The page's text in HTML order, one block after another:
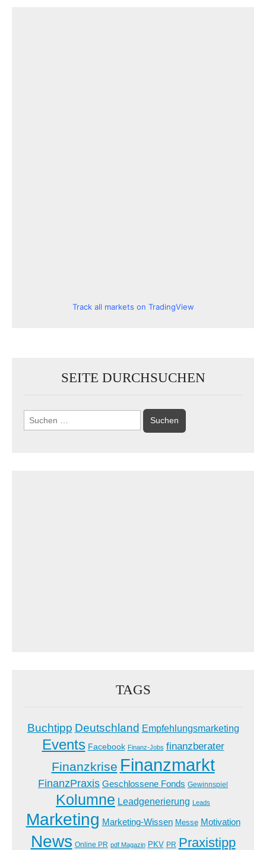
Track all markets on TradingView
SEITE DURCHSUCHEN
Suchen
nach:
TAGS
Buchtipp Deutschland Empfehlungsmarketing
Events Facebook Finanz-Jobs finanzberater
Finanzkrise Finanzmarkt
FinanzPraxis Geschlossene Fonds Gewinnspiel
Kolumne Leadgenerierung Leads
Marketing Marketing-Wissen Messe Motivation
News Online PR pdf Magazin PKV PR Praxistipp